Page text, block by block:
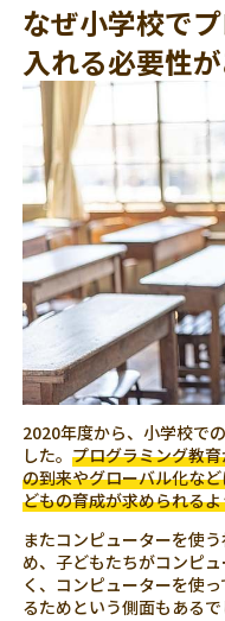
なぜ小学校で
入れる必要性
2020年度から、小学校で
した。プログラミング教
の到来やグローバル化な
どもの育成が求められる
またコンピューターを使
め、子どもたちがコンピ
く、コンピューターを使
るためという側面もあるで